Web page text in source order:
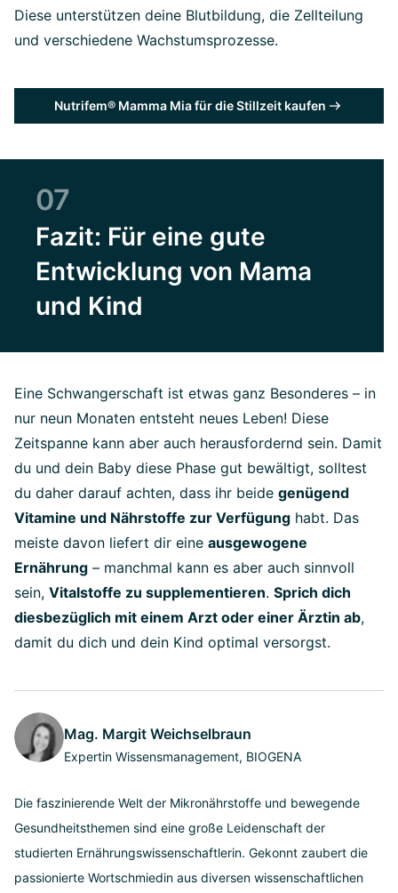
Diese unterstützen deine Blutbildung, die Zellteilung
und verschiedene Wachstumsprozesse.
Nutrifem® Mamma Mia für die Stillzeit kaufen
07
Fazit: Für eine gute
Entwicklung von Mama
und Kind
Eine Schwangerschaft ist etwas ganz Besonderes – in
nur neun Monaten entsteht neues Leben! Diese
Zeitspanne kann aber auch herausfordernd sein. Damit
du und dein Baby diese Phase gut bewältigt, solltest
du daher darauf achten, dass ihr beide genügend
Vitamine und Nährstoffe zur Verfügung habt. Das
meiste davon liefert dir eine ausgewogene
Ernährung – manchmal kann es aber auch sinnvoll
sein, Vitalstoffe zu supplementieren. Sprich dich
diesbezüglich mit einem Arzt oder einer Ärztin ab,
damit du dich und dein Kind optimal versorgst.
Mag. Margit Weichselbraun
Expertin Wissensmanagement, BIOGENA
Die faszinierende Welt der Mikronährstoffe und bewegende
Gesundheitsthemen sind eine große Leidenschaft der
studierten Ernährungswissenschaftlerin. Gekonnt zaubert die
passionierte Wortschmiedin aus diversen wissenschaftlichen